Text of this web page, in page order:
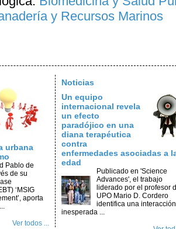
y Recursos Marinos
urbana
Pablo de
de su
‘MSIG
aporta
Ver todos ...
Noticias
Un equipo
internacional revela
un efecto
paradójico en una
diana terapéutica
contra
enfermedades asociadas a
edad
Publicado en 'Science
Advances', el trabajo
liderado por el profesor
UPO Mario D. Cordero
identifica una interacción
inesperada ...